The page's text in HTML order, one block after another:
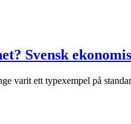
Svensk
varit ett typexempel på